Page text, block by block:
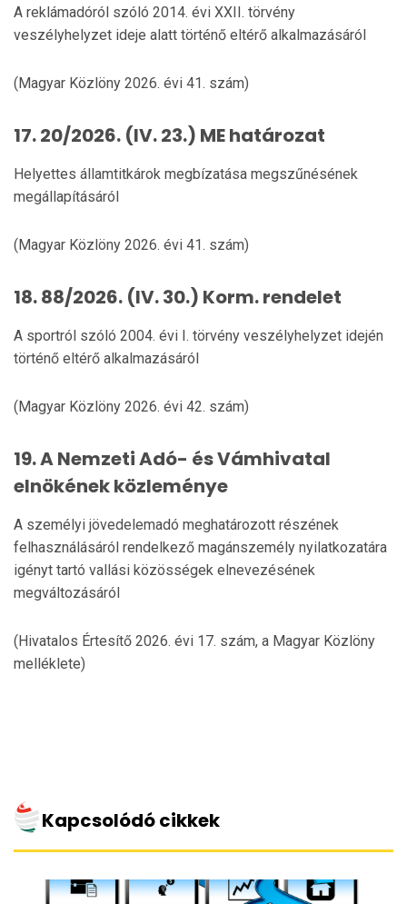
A reklámadóról szóló 2014. évi XXII. törvény
veszélyhelyzet ideje alatt történő eltérő alkalmazásáról
(Magyar Közlöny 2026. évi 41. szám)
17. 20/2026. (IV. 23.) ME határozat
Helyettes államtitkárok megbízatása megszűnésének
megállapításáról
(Magyar Közlöny 2026. évi 41. szám)
18. 88/2026. (IV. 30.) Korm. rendelet
A sportról szóló 2004. évi I. törvény veszélyhelyzet idején
történő eltérő alkalmazásáról
(Magyar Közlöny 2026. évi 42. szám)
19. A Nemzeti Adó- és Vámhivatal
elnökének közleménye
A személyi jövedelemadó meghatározott részének
felhasználásáról rendelkező magánszemély nyilatkozatára
igényt tartó vallási közösségek elnevezésének
megváltozásáról
(Hivatalos Értesítő 2026. évi 17. szám, a Magyar Közlöny
melléklete)
Kapcsolódó cikkek